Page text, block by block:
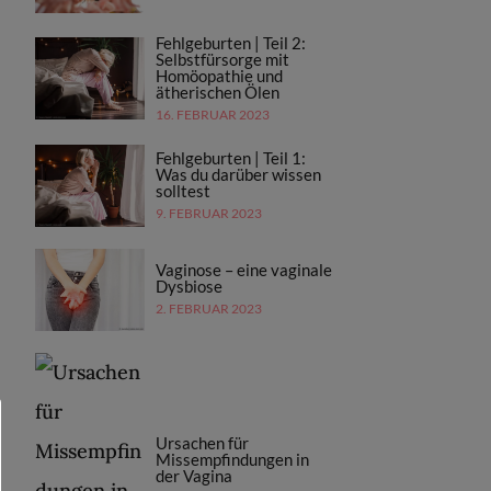
Fehlgeburten | Teil 2:
Selbstfürsorge mit
Homöopathie und
ätherischen Ölen
16. FEBRUAR 2023
Fehlgeburten | Teil 1:
Was du darüber wissen
solltest
9. FEBRUAR 2023
Vaginose – eine vaginale
Dysbiose
2. FEBRUAR 2023
Ursachen für
Missempfindungen in
der Vagina